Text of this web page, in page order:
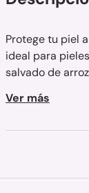
Protege tu piel
ideal para
salvado de
Ver más